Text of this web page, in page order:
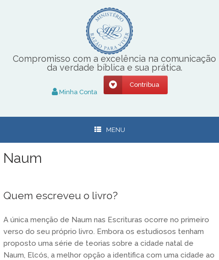
Compromisso com a excelência na comunicação
da verdade bíblica e sua prática.
Minha Conta
Contribua
MENU
Naum
Quem escreveu o livro?
A única menção de Naum nas Escrituras ocorre no primeiro
verso do seu próprio livro. Embora os estudiosos tenham
proposto uma série de teorias sobre a cidade natal de
Naum, Elcós, a melhor opção a identifica com uma cidade ao